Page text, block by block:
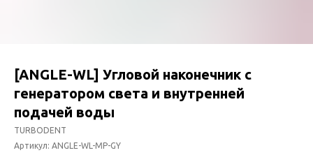
[ANGLE-WL] Угловой наконечник с
генератором света и внутренней
подачей воды
TURBODENT
Артикул: ANGLE-WL-MP-GY